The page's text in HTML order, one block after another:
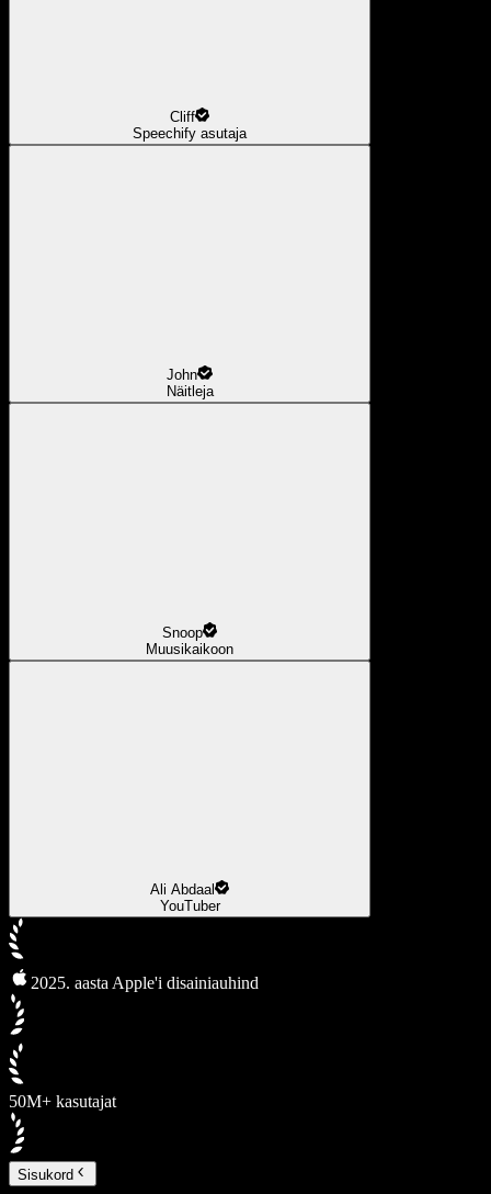
Cliff
Speechify asutaja
John
Näitleja
Snoop
Muusikaikoon
Ali Abdaal
YouTuber
2025. aasta Apple'i disainiauhind
50M+ kasutajat
Sisukord